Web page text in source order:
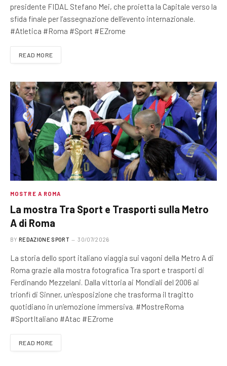
presidente FIDAL Stefano Mei, che proietta la Capitale verso la
sfida finale per l’assegnazione dell’evento internazionale.
#Atletica #Roma #Sport #EZrome
READ MORE
MOSTRE A ROMA
La mostra Tra Sport e Trasporti sulla Metro
A di Roma
BY REDAZIONE SPORT 30/07/2026
La storia dello sport italiano viaggia sui vagoni della Metro A di
Roma grazie alla mostra fotografica Tra sport e trasporti di
Ferdinando Mezzelani. Dalla vittoria ai Mondiali del 2006 ai
trionfi di Sinner, un’esposizione che trasforma il tragitto
quotidiano in un’emozione immersiva. #MostreRoma
#SportItaliano #Atac #EZrome
READ MORE